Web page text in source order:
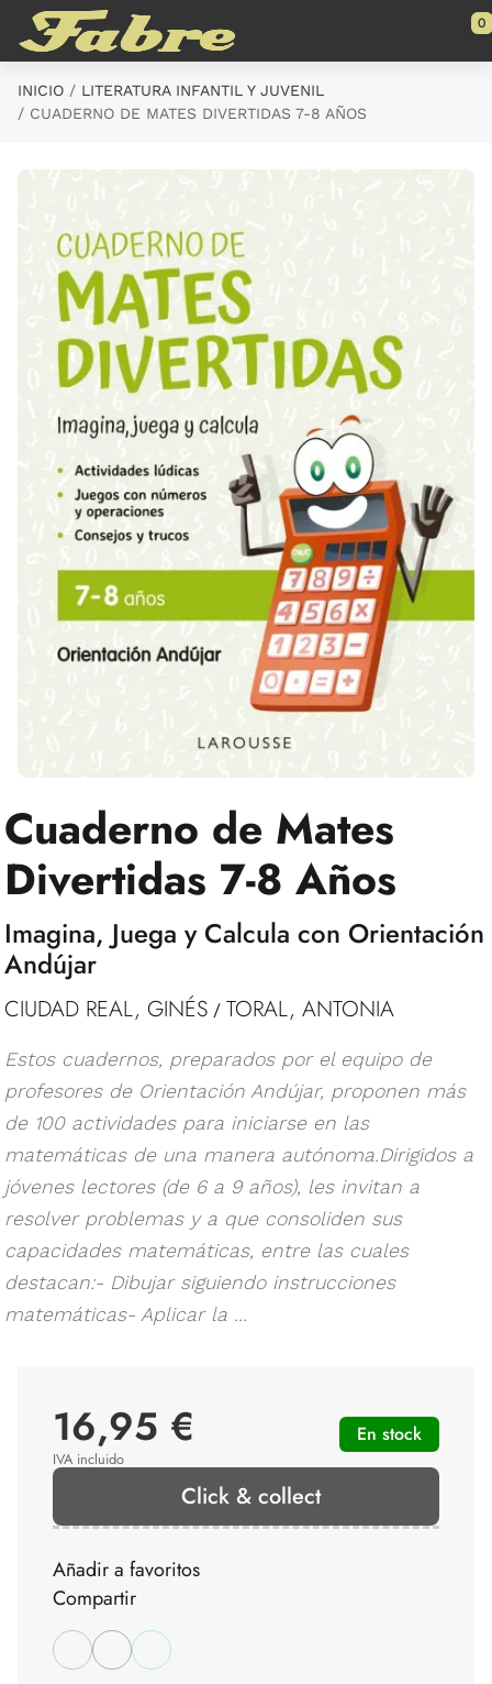
Saltar al contenido principal
0
INICIO
LITERATURA INFANTIL Y JUVENIL
CUADERNO DE MATES DIVERTIDAS 7-8 AÑOS
Cuaderno de Mates
Divertidas 7-8 Años
Imagina, Juega y Calcula con Orientación
Andújar
CIUDAD REAL, GINÉS / TORAL, ANTONIA
Estos cuadernos, preparados por el equipo de
profesores de Orientación Andújar, proponen más
de 100 actividades para iniciarse en las
matemáticas de una manera autónoma.Dirigidos a
jóvenes lectores (de 6 a 9 años), les invitan a
resolver problemas y a que consoliden sus
capacidades matemáticas, entre las cuales
destacan:- Dibujar siguiendo instrucciones
matemáticas- Aplicar la ...
16,95 €
IVA incluido
En stock
Click & collect
Añadir a favoritos
Compartir